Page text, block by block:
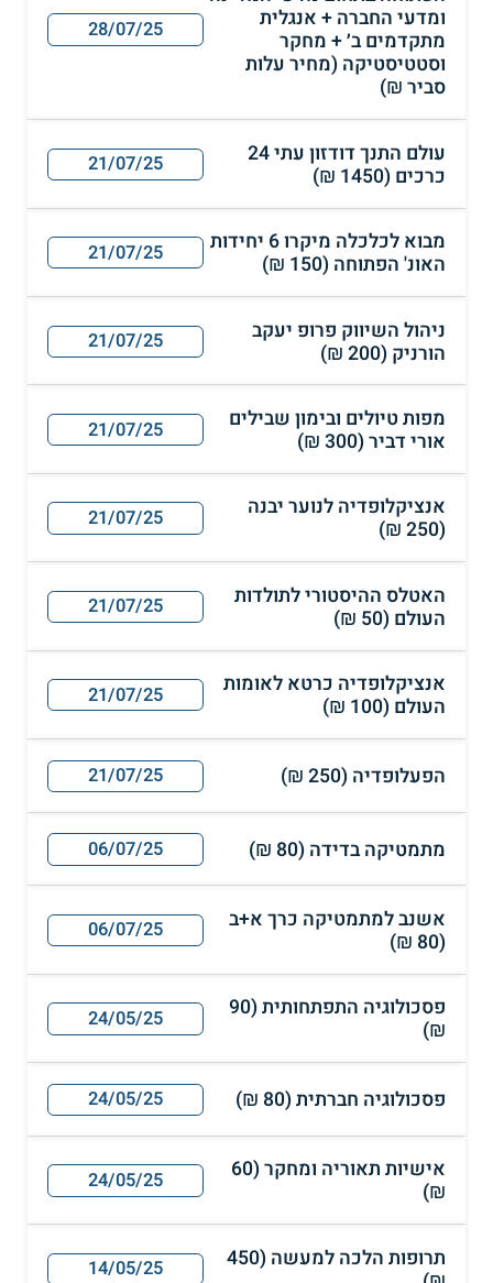
ומדעי החברה + אנגלית
מתקדמים ב׳ + מחקר
וסטטיסטיקה (מחיר עלות
סביר ₪)
28/07/25
עולם התנך דודזון עתי 24
כרכים (1450 ₪)
21/07/25
מבוא לכלכלה מיקרו 6 יחידות
האונ' הפתוחה (150 ₪)
21/07/25
ניהול השיווק פרופ יעקב
הורניק (200 ₪)
21/07/25
מפות טיולים ובימון שבילים
אורי דביר (300 ₪)
21/07/25
אנציקלופדיה לנוער יבנה
(250 ₪)
21/07/25
האטלס ההיסטורי לתולדות
העולם (50 ₪)
21/07/25
אנציקלופדיה כרטא לאומות
העולם (100 ₪)
21/07/25
הפעלופדיה (250 ₪) 21/07/25
מתמטיקה בדידה (80 ₪) 06/07/25
אשנב למתמטיקה כרך א+ב
(80 ₪)
06/07/25
פסכולוגיה התפתחותית (90
₪)
24/05/25
פסכולוגיה חברתית (80 ₪) 24/05/25
אישיות תאוריה ומחקר (60
₪)
24/05/25
תרופות הלכה למעשה (450
14/05/25